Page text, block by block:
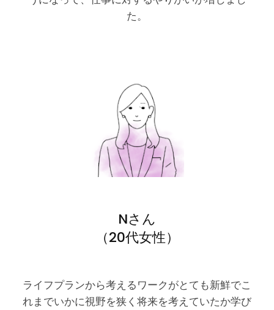
た。
Nさん
（20代女性）
ライフプランから考えるワークがとても新鮮でこ
れまでいかに視野を狭く将来を考えていたか学び